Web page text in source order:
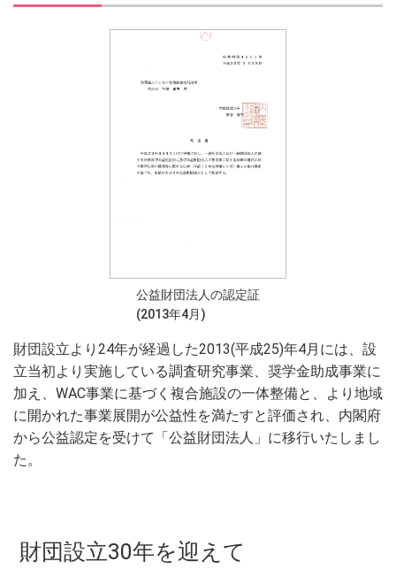
公益財団法人の認定証
(2013年4月)
財団設立より24年が経過した2013(平成25)年4月には、設
立当初より実施している調査研究事業、奨学金助成事業に
加え、WAC事業に基づく複合施設の一体整備と、より地域
に開かれた事業展開が公益性を満たすと評価され、内閣府
から公益認定を受けて「公益財団法人」に移行いたしまし
た。
財団設立30年を迎えて